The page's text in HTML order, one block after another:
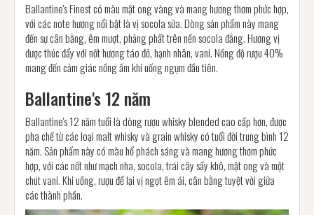
Ballantine's Finest có màu mật ong vàng và mang hương thơm phức hợp,
với các note hương nổi bật là vị socola sữa. Dòng sản phẩm này mang
đến sự cân bằng, êm mượt, phảng phất trên nền socola đắng. Hương vị
được thúc đẩy với nốt hương táo đỏ, hạnh nhân, vani. Nồng độ rượu 40%
mang đến cảm giác nồng ấm khi uống ngụm đầu tiên.
Ballantine's 12 năm
Ballantine's 12 năm tuổi là dòng rượu whisky blended cao cấp hơn, được
pha chế từ các loại malt whisky và grain whisky có tuổi đời trung bình 12
năm. Sản phẩm này có màu hổ phách sáng và mang hương thơm phức
hợp, với các nốt như mạch nha, socola, trái cây sấy khô, mật ong và một
chút vani. Khi uống, rượu để lại vị ngọt êm ái, cân bằng tuyệt vời giữa
các thành phần.